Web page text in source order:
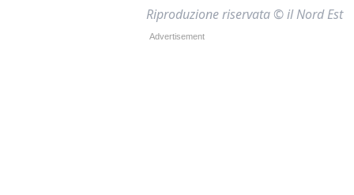
Riproduzione riservata © il Nord Est